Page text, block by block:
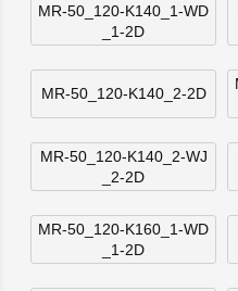
MR-50_120-K140_1-WD
_1-2D
MR-50_120-K140_2-2D
MR-50_120-K140_2-WJ
_2-2D
MR-50_120-K160_1-WD
_1-2D